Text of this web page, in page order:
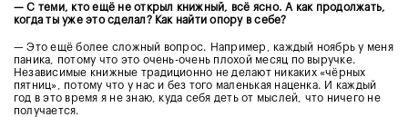
— С теми, кто ещё не открыл книжный, всё ясно. А как продолжать,
когда ты уже это сделал? Как найти опору в себе?
— Это ещё более сложный вопрос. Например, каждый ноябрь у меня
паника, потому что это очень-очень плохой месяц по выручке.
Независимые книжные традиционно не делают никаких «чёрных
пятниц», потому что у нас и без того маленькая наценка. И каждый
год в это время я не знаю, куда себя деть от мыслей, что ничего не
получается.